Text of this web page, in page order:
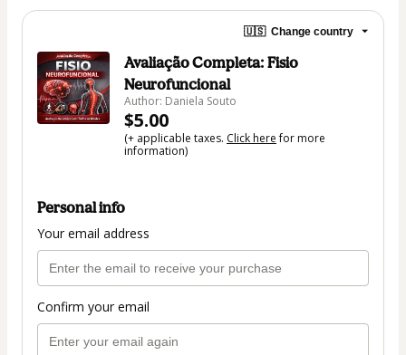
🇺🇸 Change country
Avaliação Completa: Fisio
Neurofuncional
Author: Daniela Souto
$5.00
(+ applicable taxes. Click herefor more
information)
Personal info
Your email address
Confirm your email